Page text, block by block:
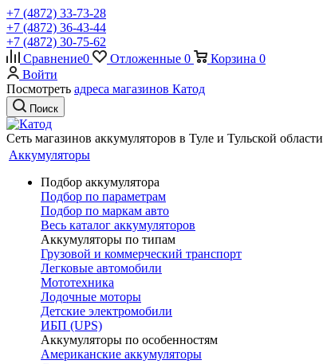
+7 (4872) 33-73-28
+7 (4872) 36-43-44
+7 (4872) 30-75-62
Сравнение0 Отложенные 0 Корзина 0
Войти
Посмотреть адреса магазинов Катод
Поиск
Сеть магазинов аккумуляторов в Туле и Тульской области
Аккумуляторы
Подбор аккумулятора
Подбор по параметрам
Подбор по маркам авто
Весь каталог аккумуляторов
Аккумуляторы по типам
Грузовой и коммерческий транспорт
Легковые автомобили
Мототехника
Лодочные моторы
Детские электромобили
ИБП (UPS)
Аккумуляторы по особенностям
Американские аккумуляторы